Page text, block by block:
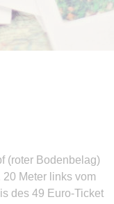
(roter Bodenbelag)
Meter links vom
des 49 Euro-Ticket